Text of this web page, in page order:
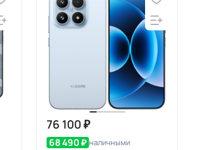
76 100 ₽
68 490 ₽ наличными